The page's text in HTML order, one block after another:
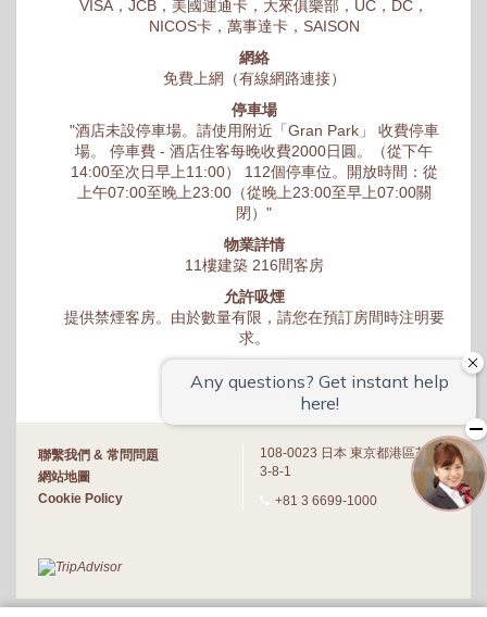
VISA，JCB，美國運通卡，大來俱樂部，UC，DC，
NICOS卡，萬事達卡，SAISON
網絡
免費上網（有線網路連接）
停車場
"酒店未設停車場。請使用附近「Gran Park」 收費停車
場。 停車費 - 酒店住客每晚收費2000日圓。（從下午
14:00至次日早上11:00） 112個停車位。開放時間：從
上午07:00至晚上23:00（從晚上23:00至早上07:00關
閉）"
物業詳情
11樓建築 216間客房
允許吸煙
提供禁煙客房。由於數量有限，請您在預訂房間時注明要
求。
未設無障礙客房。
聯繫我們 & 常問問題
網站地圖
Cookie Policy
108-0023 日本 東京都港區芝浦
3-8-1
+81 3 6699-1000